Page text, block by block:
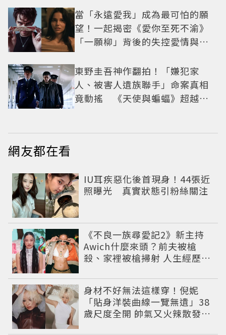
當「永遠愛我」成為最可怕的願
望！一起揭密《愛你至死不渝》
「一願柳」背後的失控愛情與爆
東野圭吾神作翻拍！「嫌犯家
人、被害人遺族聯手」命案真相
竟動搖 《天使與蝙蝠》超越懸
網友都在看
IU耳疾惡化後首現身！44張近
照曝光 真實狀態引粉絲關注
《不良一族尋愛記2》新主持
Awich什麼來頭？前夫被槍
殺、家裡被槍掃射 人生經歷比
身材不好無法這樣穿！倪妮
「貼身洋裝曲線一覽無遺」38
歲尺度全開 帥氣又火辣散發獨